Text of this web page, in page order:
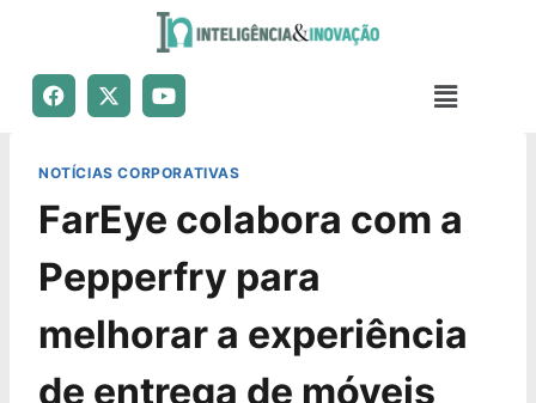
NOTÍCIAS CORPORATIVAS
FarEye colabora com a
Pepperfry para
melhorar a experiência
de entrega de móveis